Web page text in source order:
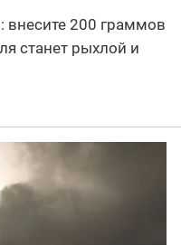
внесите 200 граммов
станет рыхлой и